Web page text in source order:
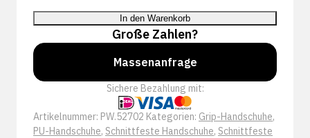
Cut
C
52-
702
handschoen
In den Warenkorb
Große Zahlen?
Massenanfrage
Sichere Bezahlung mit:
Artikelnummer: PW.52702 Kategorien: Grip-Handschuhe,
PU-Handschuhe, Schnittfeste Handschuhe, Schnittfeste